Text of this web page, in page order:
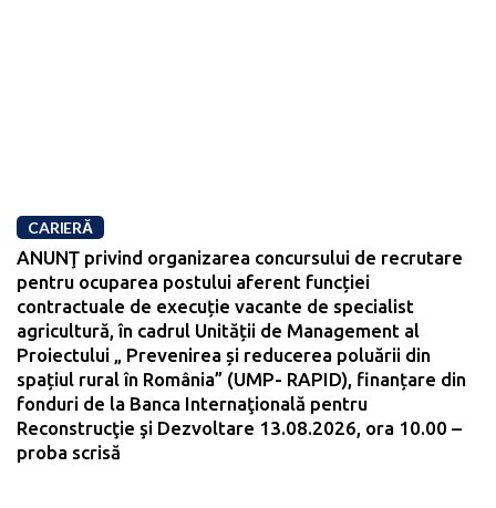
CARIERĂ
ANUNŢ privind organizarea concursului de recrutare
pentru ocuparea postului aferent funcției
contractuale de execuție vacante de specialist
agricultură, în cadrul Unității de Management al
Proiectului „ Prevenirea și reducerea poluării din
spațiul rural în România” (UMP- RAPID), finanțare din
fonduri de la Banca Internaţională pentru
Reconstrucţie şi Dezvoltare 13.08.2026, ora 10.00 –
proba scrisă